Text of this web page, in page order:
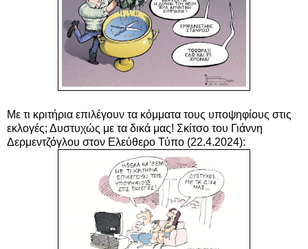
Με τι κριτήρια επιλέγουν τα κόμματα τους υποψηφίους στις
εκλογές; Δυστυχώς με τα δικά μας! Σκίτσο του Γιάννη
Δερμεντζόγλου στον Ελεύθερο Τύπο (22.4.2024):